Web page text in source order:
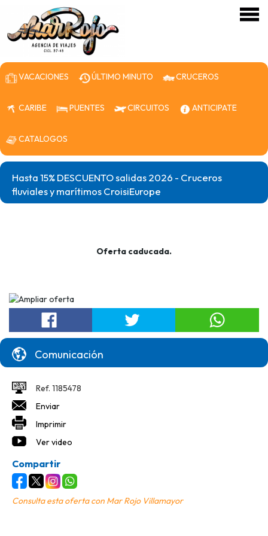
VACACIONES ÚLTIMO MINUTO CRUCEROS
CARIBE PUENTES CIRCUITOS ANTICIPATE
CATALOGOS
Hasta 15% DESCUENTO salidas 2026 - Cruceros
fluviales y marítimos CroisiEurope
Oferta caducada.
Comunicación
Ref. 1185478
Enviar
Imprimir
Ver video
Compartir
Consulta esta oferta con Mar Rojo Villamayor